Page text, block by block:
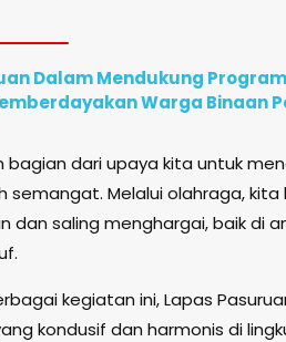
Dalam Mendukung
Warga Binaan
bagian dari upaya kita untuk
semangat. Melalui olahraga,
dan saling menghargai, baik di
kegiatan ini, Lapas
kondusif dan harmonis di